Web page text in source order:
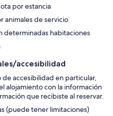
por estancia
animales de servicio
determinadas habitaciones
accesibilidad
accesibilidad en particular,
alojamiento con la información
que recibiste al reservar.
(puede tener limitaciones)